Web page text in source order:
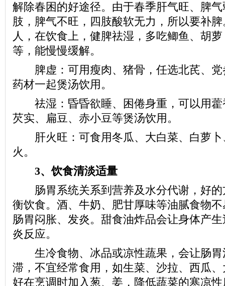
解除春困的好途径。由于春季肝气旺、脾
肢，脾气不旺，四肢酸软无力，所以要补
人，在饮食上，健脾祛湿，多吃鲫鱼、胡
等，能慢慢缓解。
脾虚：可用瘦肉、猪骨，任选北芪、党
药材一起煲汤饮用。
祛湿：昏昏欲睡、困倦身重，可以用藿
芡实、扁豆、赤小豆等煲汤饮用。
肝火旺：可食用冬瓜、大白菜、白萝卜
火。
3、饮食清淡适量
肠胃系统关系到营养及水分代谢，好的
衡饮食。酒、牛奶、肥甘厚味等油腻食物
肠胃闷胀、发炎。甜食油炸品会让身体产
炎反应。
生冷食物、冰品或凉性蔬果，会让肠胃
滞，不宜经常食用，如生菜、沙拉、西瓜
好在烹调时加入葱、姜，降低蔬菜的寒凉